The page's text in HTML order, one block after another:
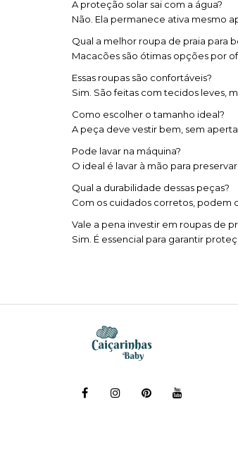
A proteção solar sai com a água?
Não. Ela permanece ativa mesmo
Qual a melhor roupa de praia para
Macacões são ótimas opções por
Essas roupas são confortáveis?
Sim. São feitas com tecidos leves,
Como escolher o tamanho ideal?
A peça deve vestir bem, sem
Pode lavar na máquina?
O ideal é lavar à mão para
Qual a durabilidade dessas peças?
Com os cuidados corretos, podem
Vale a pena investir em roupas de
Sim. É essencial para garantir